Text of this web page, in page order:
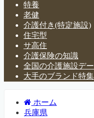
特養
老健
介護付き(特定施設)
住宅型
サ高住
介護保険の知識
全国の介護施設デ
大手のブランド特集
ホーム
兵庫県